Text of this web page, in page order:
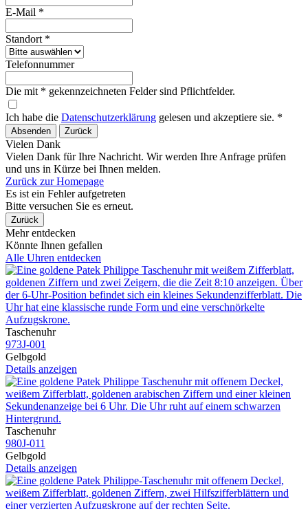
E-Mail *
Standort *
Telefonnummer
Die mit * gekennzeichneten Felder sind Pflichtfelder.
Ich habe die Datenschutzerklärung gelesen und akzeptiere sie. *
Absenden Zurück
Vielen Dank
Vielen Dank für Ihre Nachricht. Wir werden Ihre Anfrage prüfen
und uns in Kürze bei Ihnen melden.
Zurück zur Homepage
Es ist ein Fehler aufgetreten
Bitte versuchen Sie es erneut.
Zurück
Mehr entdecken
Könnte Ihnen gefallen
Alle Uhren entdecken
Taschenuhr
973J​-001
Gelbgold
Details anzeigen
Taschenuhr
980J​-011
Gelbgold
Details anzeigen